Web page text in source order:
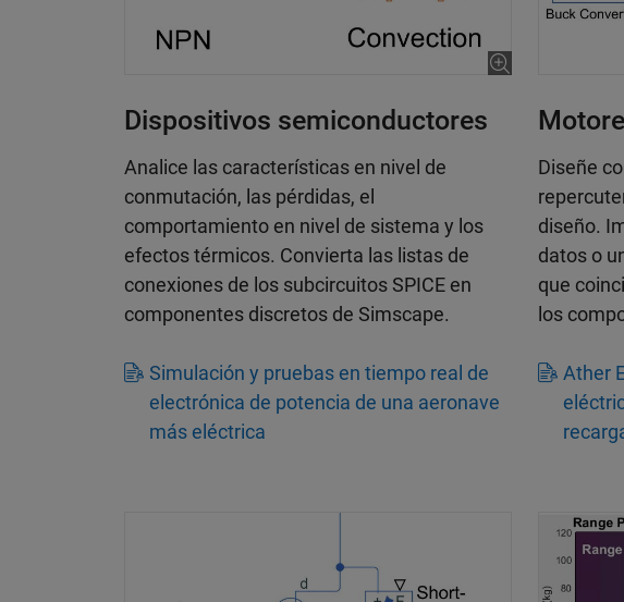
Dispositivos semiconductores
Analice las características en nivel de
conmutación, las pérdidas, el
comportamiento en nivel de sistema y los
efectos térmicos. Convierta las listas de
conexiones de los subcircuitos SPICE en
componentes discretos de Simscape.
Simulación y pruebas en tiempo real de
electrónica de potencia de una aeronave
más eléctrica
Diseñe
diseño.
datos o
que
los
Ather